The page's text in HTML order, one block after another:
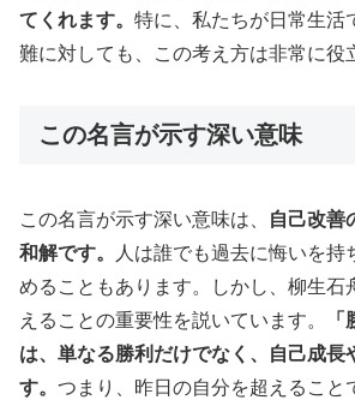
てくれます。 特に、私たちが日常生活
難に対しても、この考え方は非常に役
この名言が示す深い意味
この名言が示す深い意味は、
自己改善
和解です。
人は誰でも過去に悔いを持
めることもあります。しかし、柳生石
えることの重要性を説いています。
は、単なる勝利だけでなく、自己成長
す。 つまり、昨日の自分を超えること